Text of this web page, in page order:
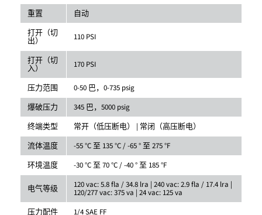
重置
自动
打开（切
出） 110 PSI
打开（切
入） 170 PSI
压力范围
0-50 巴，0-735 psig
爆破压力
345 巴，5000 psig
终端类型
常开（低压断电） | 常闭（高压断电）
流体温度
-55 °C 至 135 °C / -65 ° 至 275 °F
环境温度
-30 °C 至 70 °C / -40 ° 至 185 °F
电气等级 120 vac: 5.8 fla / 34.8 lra | 240 vac: 2.9 fla / 17.4 lra |
120/277 vac: 375 va | 24 vac: 125 va
压力配件
1/4 SAE FF